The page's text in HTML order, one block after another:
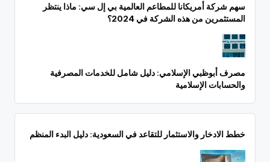
سهم شركة أمريكانا للمطاعم العالمية بي إل سي: ماذا ينتظر
المستثمرين من هذه الشركة في 2024؟
مصرف أبوظبي الإسلامي: دليل شامل للخدمات المصرفية
والحسابات الإسلامية
خطط الادخار والاستثمار للتقاعد في السعودية: دليل البدء المنظم